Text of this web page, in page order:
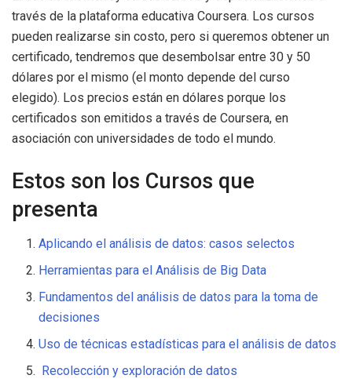
través de la plataforma educativa Coursera. Los cursos
pueden realizarse sin costo, pero si queremos obtener un
certificado, tendremos que desembolsar entre 30 y 50
dólares por el mismo (el monto depende del curso
elegido). Los precios están en dólares porque los
certificados son emitidos a través de Coursera, en
asociación con universidades de todo el mundo.
Estos son los Cursos que
presenta
Aplicando el análisis de datos: casos selectos
Herramientas para el Análisis de Big Data
Fundamentos del análisis de datos para la toma de
decisiones
Uso de técnicas estadísticas para el análisis de datos
Recolección y exploración de datos